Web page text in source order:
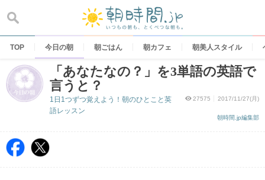
content
TOP 今日の朝 朝ごはん 朝カフェ 朝美人スタイル
「あなたなの？」を3単語の英語で
言うと？
27575 2017/11/27(月)
朝時間.jp編集部
1日1つずつ覚えよう！朝のひとこと英
語レッスン